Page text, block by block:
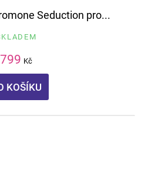
Seduction pro...
799 Kč
KOŠÍKU